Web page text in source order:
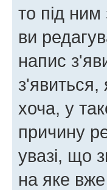
то під ним
ви
напис
з'явиться,
хоча, у
причину
увазі, що
на яке вже